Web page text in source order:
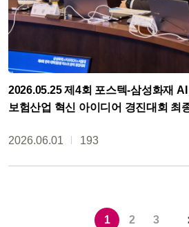
2026.05.25 제4회 포스텍-삼성화재
보험산업 혁신 아이디어 경진대회 최
2026.06.01
193
1 2 3